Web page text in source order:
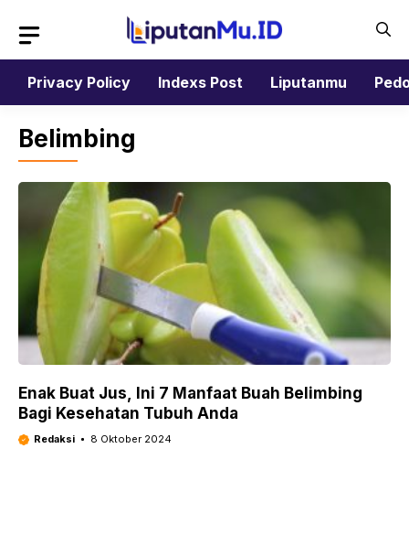
isi
Privacy Policy
Indexs Post Liputanmu
Belimbing
Enak Buat Jus, Ini 7 Manfaat Buah Belimbing
Bagi Kesehatan Tubuh Anda
Redaksi 8 Oktober 2024